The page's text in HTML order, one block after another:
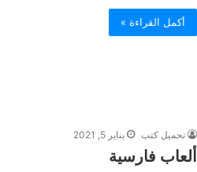
أكمل القراءة »
تحميل كتب يناير 5, 2021
ألعاب فارسية